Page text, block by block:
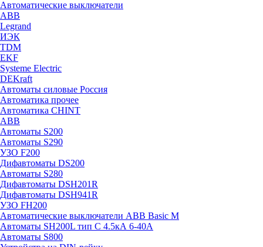
Автоматические выключатели
ABB
Legrand
ИЭК
TDM
EKF
Systeme Electric
DEKraft
Автоматы силовые Россия
Автоматика прочее
Автоматика CHINT
ABB
Автоматы S200
Автоматы S290
УЗО F200
Дифавтоматы DS200
Автоматы S280
Дифавтоматы DSH201R
Дифавтоматы DSH941R
УЗО FH200
Автоматические выключатели ABB Basic M
Автоматы SH200L тип С 4.5кА 6-40А
Автоматы S800